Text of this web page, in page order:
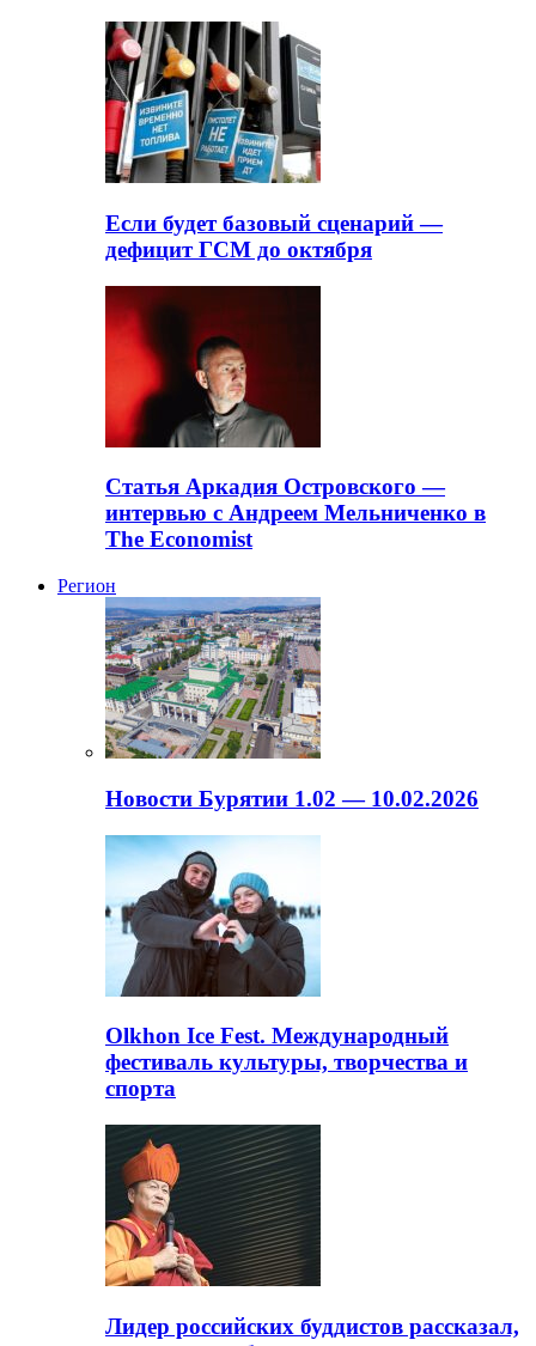
Если будет базовый сценарий —
дефицит ГСМ до октября
Статья Аркадия Островского —
интервью с Андреем Мельниченко в
The Economist
Регион
Новости Бурятии 1.02 — 10.02.2026
Olkhon Ice Fest. Международный
фестиваль культуры, творчества и
спорта
Лидер российских буддистов рассказал,